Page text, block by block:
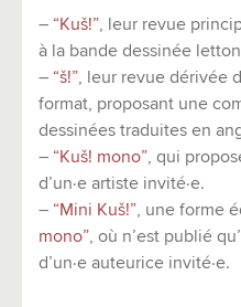
– “Kuš!”, leur revue
à la bande dessinée
– “š!”, leur revue dérivée
format, proposant une
dessinées traduites en
– “Kuš! mono”, qui
d’un·e artiste invité·e.
– “Mini Kuš!”, une forme
mono”, où n’est publié
d’un·e auteurice invité·e.